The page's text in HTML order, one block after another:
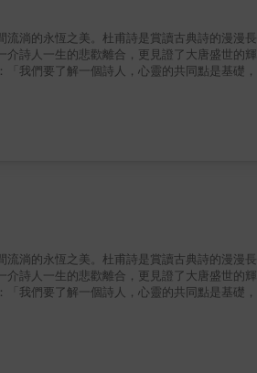
淌的永恆之美。杜甫詩是賞讀古典詩的漫漫
詩人一生的悲歡離合，更見證了大唐盛世的
我們要了解一個詩人，心靈的共同點是基礎
詞意，並照顧到唐人及中國古典詩歌的特殊
的，價值難以估量。正因如此，我們更該放
淌的永恆之美。杜甫詩是賞讀古典詩的漫漫
詩人一生的悲歡離合，更見證了大唐盛世的
我們要了解一個詩人，心靈的共同點是基礎
詞意，並照顧到唐人及中國古典詩歌的特殊
的，價值難以估量。正因如此，我們更該放